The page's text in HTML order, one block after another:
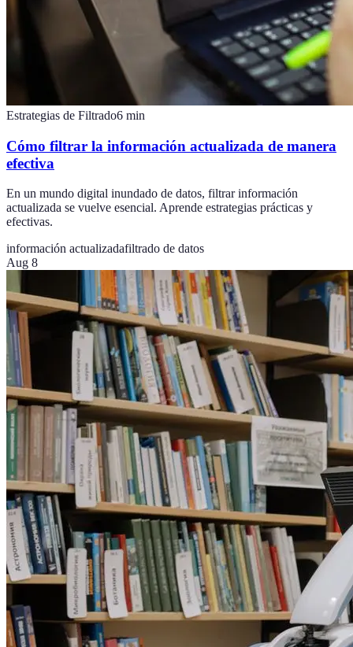
Estrategias de Filtrado6 min
Cómo filtrar la información actualizada de manera
efectiva
En un mundo digital inundado de datos, filtrar información
actualizada se vuelve esencial. Aprende estrategias prácticas y
efectivas.
información actualizadafiltrado de datos
Aug 8